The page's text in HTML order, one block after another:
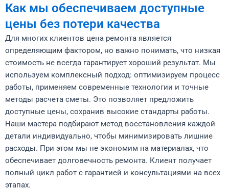
Как мы обеспечиваем доступные
цены без потери качества
Для многих клиентов цена ремонта является
определяющим фактором, но важно понимать, что низкая
стоимость не всегда гарантирует хороший результат. Мы
используем комплексный подход: оптимизируем процесс
работы, применяем современные технологии и точные
методы расчета сметы. Это позволяет предложить
доступные цены, сохранив высокие стандарты работы.
Наши мастера подбирают метод восстановления каждой
детали индивидуально, чтобы минимизировать лишние
расходы. При этом мы не экономим на материалах, что
обеспечивает долговечность ремонта. Клиент получает
полный цикл работ с гарантией и консультациями на всех
этапах.